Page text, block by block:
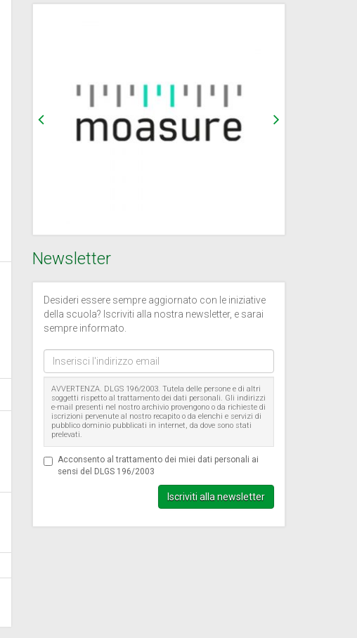
Newsletter
Desideri essere sempre aggiornato con le iniziative
della scuola? Iscriviti alla nostra newsletter, e sarai
sempre informato.
Inserisci
l'indirizzo
email
AVVERTENZA. DLGS 196/2003. Tutela delle persone e di altri
soggetti rispetto al trattamento dei dati personali. Gli indirizzi
e-mail presenti nel nostro archivio provengono o da richieste di
iscrizioni pervenute al nostro recapito o da elenchi e servizi di
pubblico dominio pubblicati in internet, da dove sono stati
prelevati.
Acconsento al trattamento dei miei dati personali ai
sensi del DLGS 196/2003
Iscriviti alla newsletter